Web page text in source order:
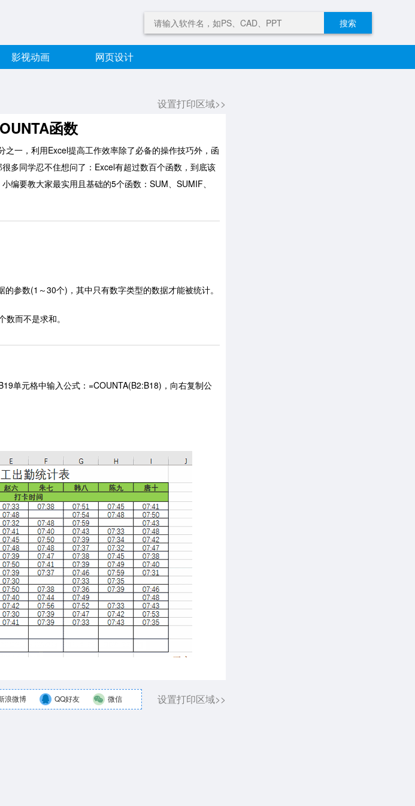
搜索
影视动画 网页设计
设置打印区域>>
函数
之一，利用Excel提高工作效率除了必备的操作技巧外，函
多同学忍不住想问了：Excel有超过数百个函数，到底该
编要教大家最实用且基础的5个函数：SUM、SUMIF、
参数(1～30个)，其中只有数字类型的数据才能被统计。
而不是求和。
单元格中输入公式：=COUNTA(B2:B18)，向右复制公
浪微博 QQ好友 微信 设置打印区域>>